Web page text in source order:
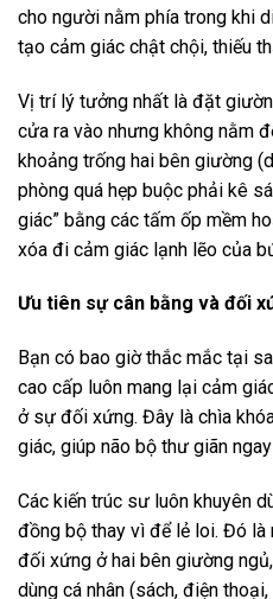
cho người nằm phía trong khi
tạo cảm giác chật chội, thiếu
Vị trí lý tưởng nhất là đặt
cửa ra vào nhưng không nằm
khoảng trống hai bên giường
phòng quá hẹp buộc phải kê
giác” bằng các tấm ốp mềm
xóa đi cảm giác lạnh lẽo của
Ưu tiên sự cân bằng và đối
Bạn có bao giờ thắc mắc tại
cao cấp luôn mang lại cảm
ở sự đối xứng. Đây là chìa
giác, giúp não bộ thư giãn
Các kiến trúc sư luôn khuyên
đồng bộ thay vì để lẻ loi. Đó
đối xứng ở hai bên giường
dùng cá nhân (sách, điện